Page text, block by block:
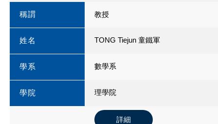
稱謂 教授
姓名 TONG Tiejun 童鐵軍
學系 數學系
學院 理學院
詳細